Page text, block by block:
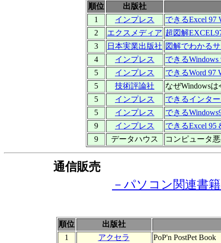
順位
出版社
1
インプレス
できるExcel 97
2
エクスメディア 超図解
3
日本実業出版社 図解でわかる
4
インプレス
できるWindows
5
インプレス
できるWord 97
5
技術評論社
なぜWindows
5
インプレス
できるインタ
5
インプレス
できる
9
インプレス
できるExcel 95
9
データハウス コンピュータ
通信販売
－パソコン関連書
順位
出版社
1
アクセラ
PoP'n PostPet Book